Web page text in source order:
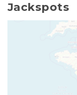
Jackspots